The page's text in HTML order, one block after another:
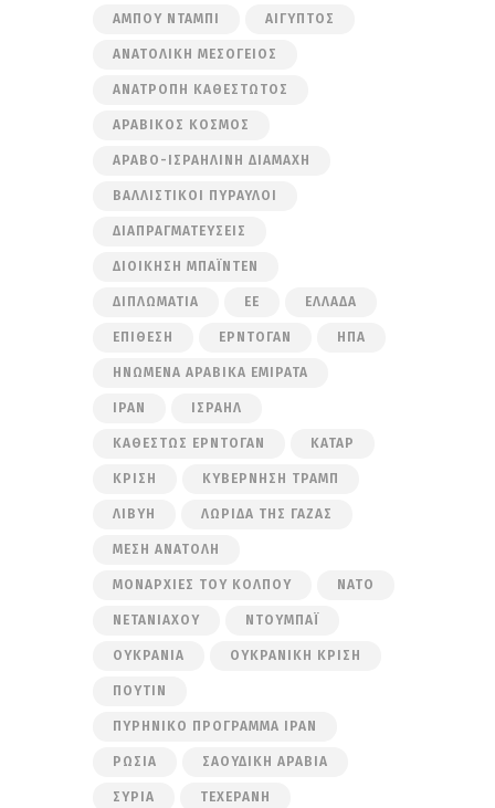
ΆΜΠΟΥ ΝΤΆΜΠΙ ΑΊΓΥΠΤΟΣ
ΑΝΑΤΟΛΙΚΉ ΜΕΣΌΓΕΙΟΣ
ΑΝΑΤΡΟΠΉ ΚΑΘΕΣΤΏΤΟΣ
ΑΡΑΒΙΚΌΣ ΚΌΣΜΟΣ
ΑΡΑΒΟ-ΙΣΡΑΗΛΙΝΉ ΔΙΑΜΆΧΗ
ΒΑΛΛΙΣΤΙΚΟΊ ΠΎΡΑΥΛΟΙ
ΔΙΑΠΡΑΓΜΑΤΕΎΣΕΙΣ
ΔΙΟΊΚΗΣΗ ΜΠΆΙΝΤΕΝ
ΔΙΠΛΩΜΑΤΊΑ ΕΕ ΕΛΛΆΔΑ
ΕΠΊΘΕΣΗ ΕΡΝΤΟΓΆΝ ΗΠΑ
ΗΝΩΜΈΝΑ ΑΡΑΒΙΚΆ ΕΜΙΡΆΤΑ
ΙΡΆΝ ΙΣΡΑΉΛ
ΚΑΘΕΣΤΏΣ ΕΡΝΤΟΓΆΝ ΚΑΤΆΡ
ΚΡΊΣΗ ΚΥΒΈΡΝΗΣΗ ΤΡΑΜΠ
ΛΙΒΎΗ ΛΩΡΊΔΑ ΤΗΣ ΓΆΖΑΣ
ΜΈΣΗ ΑΝΑΤΟΛΉ
ΜΟΝΑΡΧΊΕΣ ΤΟΥ ΚΌΛΠΟΥ ΝΑΤΟ
ΝΕΤΑΝΙΆΧΟΥ ΝΤΟΥΜΠΆΙ
ΟΥΚΡΑΝΊΑ ΟΥΚΡΑΝΙΚΉ ΚΡΊΣΗ
ΠΟΎΤΙΝ
ΠΥΡΗΝΙΚΌ ΠΡΌΓΡΑΜΜΑ ΙΡΆΝ
ΡΩΣΊΑ ΣΑΟΥΔΙΚΉ ΑΡΑΒΊΑ
ΣΥΡΊΑ ΤΕΧΕΡΆΝΗ